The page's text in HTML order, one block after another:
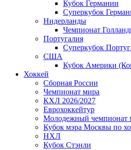
Кубок Германии
Суперкубок
Нидерланды
Чемпионат
Португалия
Суперкубок
США
Кубок Америки
Хоккей
Сборная России
Чемпионат мира
КХЛ 2026/2027
Еврохоккейтур
Молодежный чемпионат
Кубок мэра Москвы по
НХЛ
Кубок Стэнли